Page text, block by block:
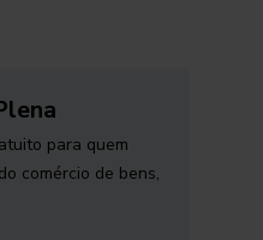
para quem
comércio de bens,